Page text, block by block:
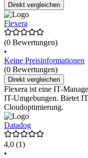
Direkt vergleichen
Flexera
(0 Bewertungen)
•
Keine Preisinformationen
(0 Bewertungen)
Direkt vergleichen
Flexera ist eine IT-
IT-Umgebungen. Bietet
Cloudoptimierung.
Datadog
4,0 (1)
•